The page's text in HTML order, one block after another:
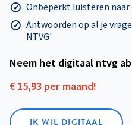
Onbeperkt luisteren naar
Antwoorden op al je
NTVG'
Neem het digitaal ntvg
€ 15,93 per maand!